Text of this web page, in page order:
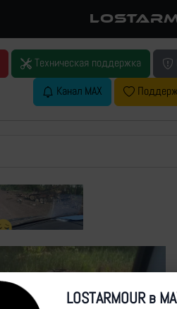
Техническая поддержка
Канал MAX
LOSTARMOUR в